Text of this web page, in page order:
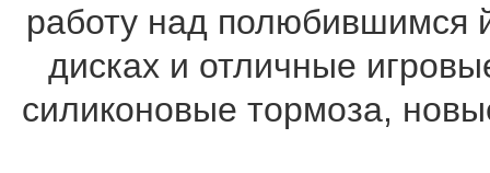
работу над полюбившимся
дисках и отличные
силиконовые тормоза,